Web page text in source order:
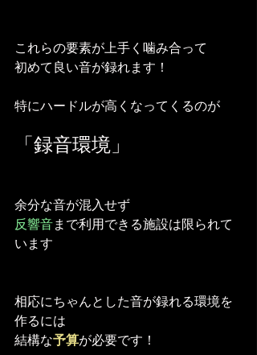
これらの要素が上手く噛み合って
初めて良い音が録れます！
特にハードルが高くなってくるのが
「録音環境」
余分な音が混入せず
反響音まで利用できる施設は限られて
います
相応にちゃんとした音が録れる環境を
作るには
結構な予算が必要です！